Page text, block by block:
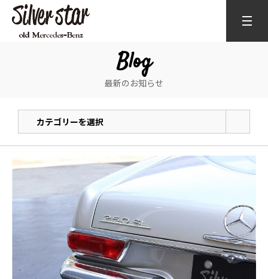
Blog
最新のお知らせ
カテゴリーを選択